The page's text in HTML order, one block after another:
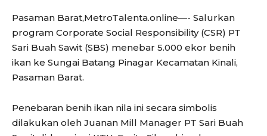
Pasaman Barat,MetroTalenta.online—- Salurkan
program Corporate Social Responsibility (CSR) PT
Sari Buah Sawit (SBS) menebar 5.000 ekor benih
ikan ke Sungai Batang Pinagar Kecamatan Kinali,
Pasaman Barat.
Penebaran benih ikan nila ini secara simbolis
dilakukan oleh Juanan Mill Manager PT Sari Buah